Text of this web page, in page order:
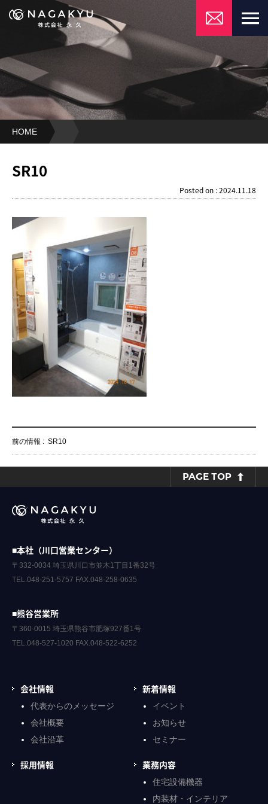
HOME
SR10
Posted on : 2024.11.18
前の情報 : SR10
PAGE TOP
■本社（川口営業センター）
〒332-0034 埼玉県川口市並木1丁目1番32号
TEL.048-251-5757 FAX.048-258-0635
■熊谷営業所
〒360-0015 埼玉県熊谷市肥塚927番1号
TEL.048-527-1020 FAX.048-522-6252
会社情報
代表からのメッセージ
会社概要
会社沿革
新着情報
イベント
お知らせ
セミナー
採用情報 業務内容
住宅設備機器
内装材・インテリア